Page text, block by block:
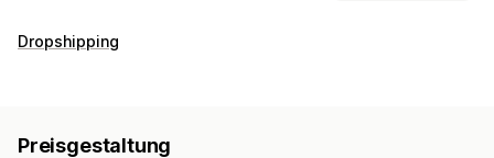
Datensynchronisierung
Massenimport
Dropshipping
Preisgestaltung